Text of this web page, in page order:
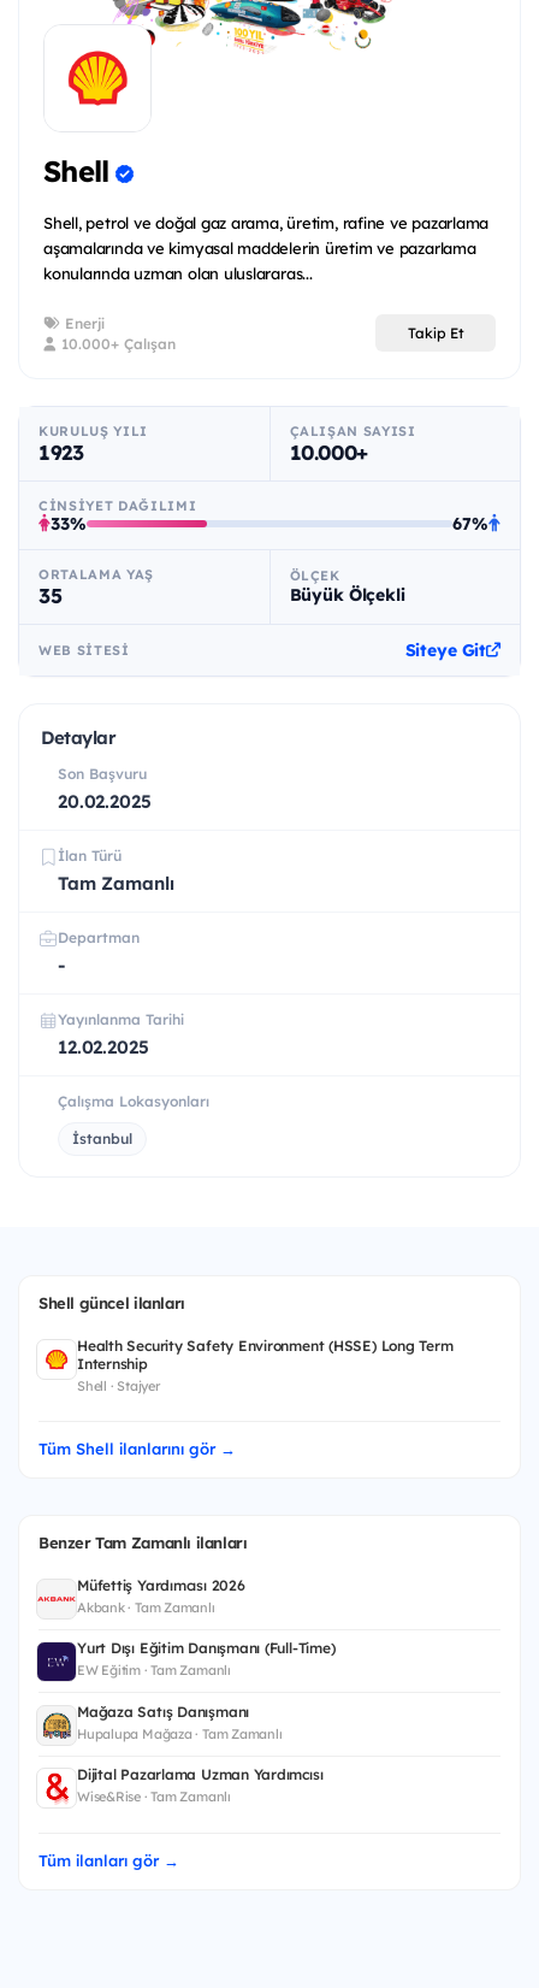
Shell
Shell, petrol ve doğal gaz arama, üretim, rafine ve pazarlama
aşamalarında ve kimyasal maddelerin üretim ve pazarlama
konularında uzman olan uluslararas...
Enerji
10.000+ Çalışan
Takip Et
KURULUŞ YILI
1923
ÇALIŞAN SAYISI
10.000+
CINSIYET DAĞILIMI
33% 67%
ORTALAMA YAŞ
35
ÖLÇEK
Büyük Ölçekli
WEB SITESI Siteye Git
Detaylar
Son Başvuru
20.02.2025
İlan Türü
Tam Zamanlı
Departman
-
Yayınlanma Tarihi
12.02.2025
Çalışma Lokasyonları
İstanbul
Shell güncel ilanları
Health Security Safety Environment (HSSE) Long Term
Internship
Shell · Stajyer
Tüm Shell ilanlarını gör →
Benzer Tam Zamanlı ilanları
Müfettiş Yardımcısı 2026
Akbank · Tam Zamanlı
Yurt Dışı Eğitim Danışmanı (Full-Time)
EW Eğitim · Tam Zamanlı
Mağaza Satış Danışmanı
Hupalupa Mağaza · Tam Zamanlı
Dijital Pazarlama Uzman Yardımcısı
Wise&Rise · Tam Zamanlı
Tüm ilanları gör →